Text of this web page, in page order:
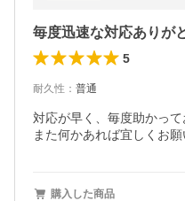
毎度迅速な対応ありが
5
耐久性 ： 普通
対応が早く、毎度助かって
また何かあれば宜しくお願
購入した商品